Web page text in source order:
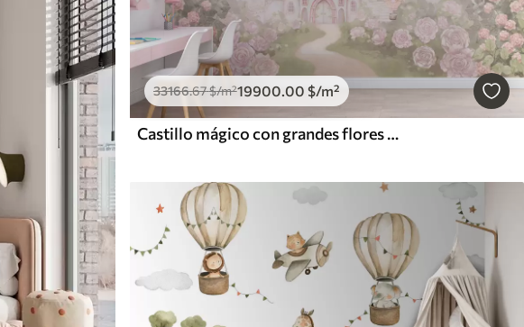
33166.67$/m²19900 .00 $/m²
Castillo mágico con grandes flores y árboles